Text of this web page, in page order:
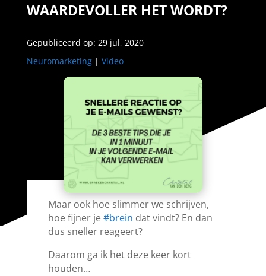
WAARDEVOLLER HET WORDT?
Gepubliceerd op: 29 jul, 2020
Neuromarketing| Video
Maar ook hoe slimmer we schrijven,
hoe fijner je#brein dat vindt? En dan
dus sneller reageert?
Daarom ga ik het deze keer kort
houden…